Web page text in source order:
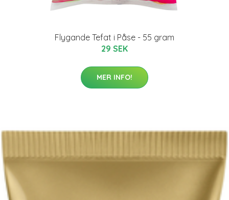
Flygande Tefat i Påse - 55 gram
29 SEK
MER INFO!